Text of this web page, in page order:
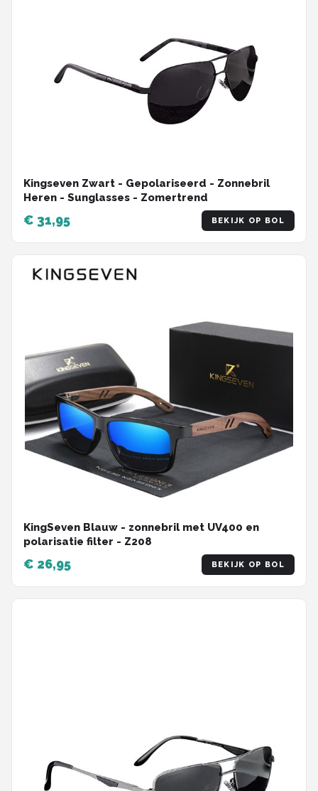
Kingseven Zwart - Gepolariseerd - Zonnebril
Heren - Sunglasses - Zomertrend
€ 31,95 BEKIJK OP BOL
KingSeven Blauw - zonnebril met UV400 en
polarisatie filter - Z208
€ 26,95 BEKIJK OP BOL